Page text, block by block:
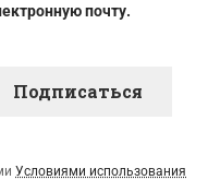
почту.
Условиями использования